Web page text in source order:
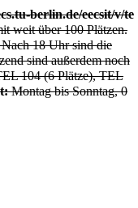
weit über 100 Plätzen.
18 Uhr sind die
sind außerdem noch
104 (6 Plätze), TEL
Montag bis Sonntag, 0